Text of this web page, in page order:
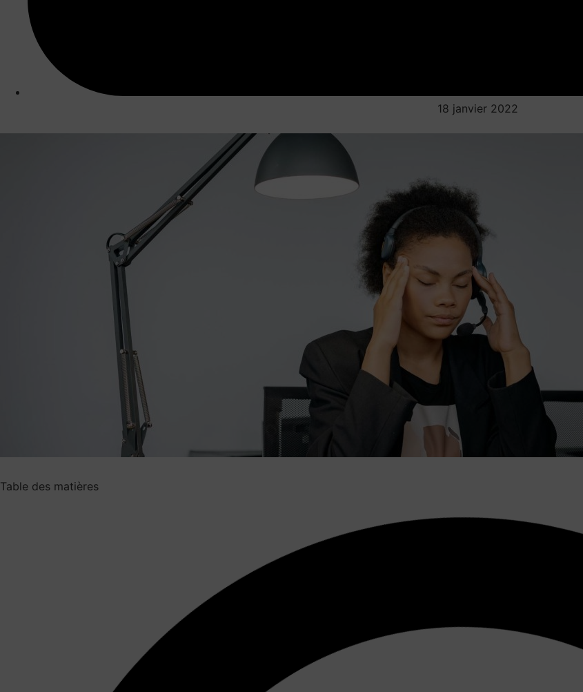
18 janvier 2022
Table des matières